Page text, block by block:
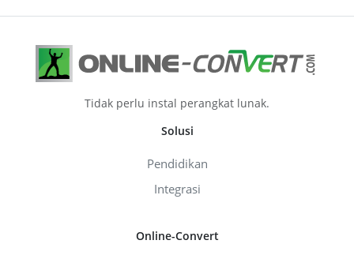
Tidak perlu instal perangkat lunak.
Solusi
Pendidikan
Integrasi
Online-Convert